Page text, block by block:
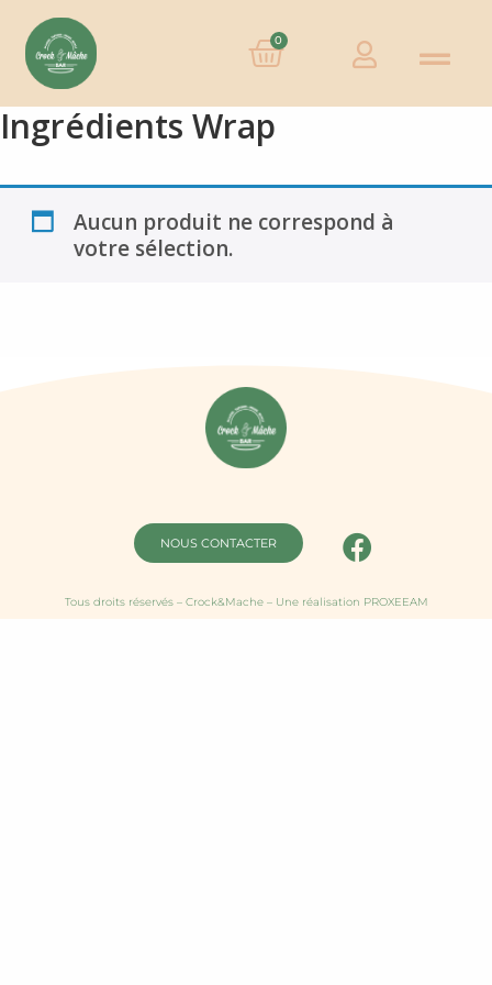
0
Ingrédients Wrap
Aucun produit ne correspond à
votre sélection.
NOUS CONTACTER
Tous droits réservés – Crock&Mache – Une réalisation PROXEEAM